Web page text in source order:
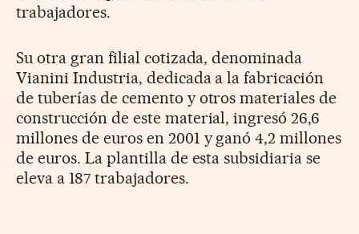
trabajadores.
Su otra gran filial cotizada, denominada
Vianini Industria, dedicada a la fabricación
de tuberías de cemento y otros materiales de
construcción de este material, ingresó 26,6
millones de euros en 2001 y ganó 4,2 millones
de euros. La plantilla de esta subsidiaria se
eleva a 187 trabajadores.